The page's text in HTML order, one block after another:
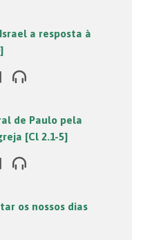
a resposta à
de Paulo pela
[Cl 2.1-5]
os nossos dias